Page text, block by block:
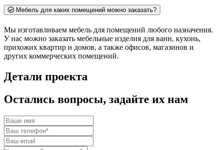
Мебель для каких помещений можно заказать?
Мы изготавливаем мебель для помещений любого назначения.
У нас можно заказать мебельные изделия для ванн, кухонь,
прихожих квартир и домов, а также офисов, магазинов и
других коммерческих помещений.
Детали проекта
Остались вопросы, задайте их нам